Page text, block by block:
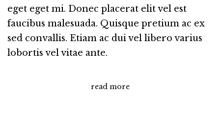
eget eget mi. Donec placerat elit vel est
faucibus malesuada. Quisque pretium ac ex
sed convallis. Etiam ac dui vel libero varius
lobortis vel vitae ante.
read more